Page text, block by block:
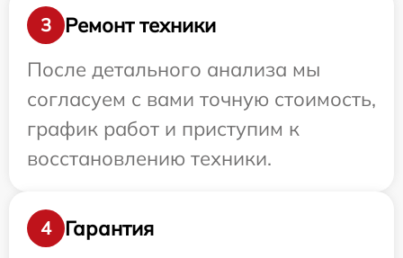
3
Ремонт техники
После детального анализа мы
согласуем с вами точную стоимость,
график работ и приступим к
восстановлению техники.
4 Гарантия